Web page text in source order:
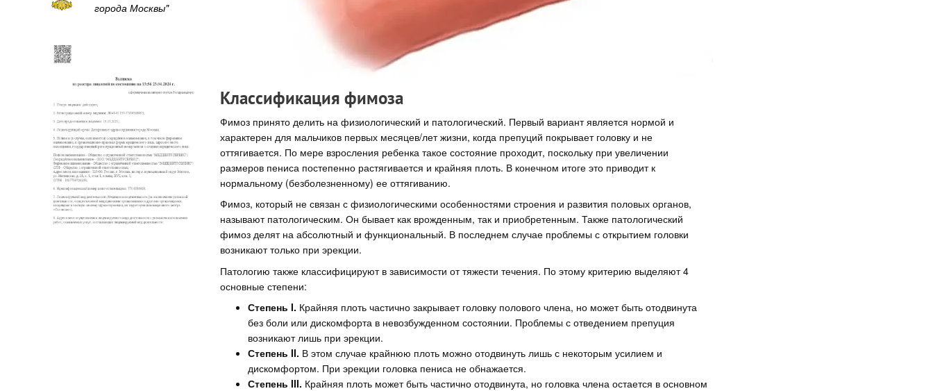
Классификация фимоза
Фимоз принято делить на физиологический и патологический. Первый вариант является нормой и
характерен для мальчиков первых месяцев/лет жизни, когда препуций покрывает головку и не
оттягивается. По мере взросления ребенка такое состояние проходит, поскольку при увеличении
размеров пениса постепенно растягивается и крайняя плоть. В конечном итоге это приводит к
нормальному (безболезненному) ее оттягиванию.
Фимоз, который не связан с физиологическими особенностями строения и развития половых органов,
называют патологическим. Он бывает как врожденным, так и приобретенным. Также патологический
фимоз делят на абсолютный и функциональный. В последнем случае проблемы с открытием головки
возникают только при эрекции.
Патологию также классифицируют в зависимости от тяжести течения. По этому критерию выделяют 4
основные степени:
Степень I. Крайняя плоть частично закрывает головку полового члена, но может быть отодвинута
без боли или дискомфорта в невозбужденном состоянии. Проблемы с отведением препуция
возникают лишь при эрекции.
Степень II. В этом случае крайнюю плоть можно отодвинуть лишь с некоторым усилием и
дискомфортом. При эрекции головка пениса не обнажается.
Степень III. Крайняя плоть может быть частично отодвинута, но головка члена остается в основном
города Москвы"